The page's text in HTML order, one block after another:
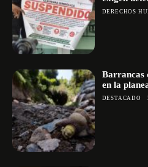
DERECHOS
Barrancas
en la
DESTACADO